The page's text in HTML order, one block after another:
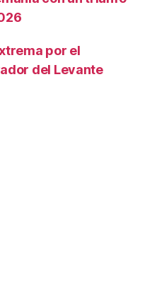
por el
del Levante